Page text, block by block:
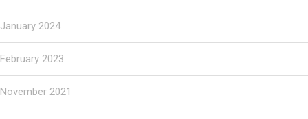
January 2024
February 2023
November 2021